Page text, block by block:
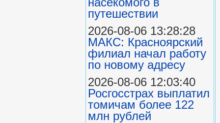
путешествии
2026-08-06 13:28:28
МАКС: Красноярский
филиал начал работу
по новому адресу
2026-08-06 12:03:40
Росгосстрах выплатил
томичам более 122
млн рублей